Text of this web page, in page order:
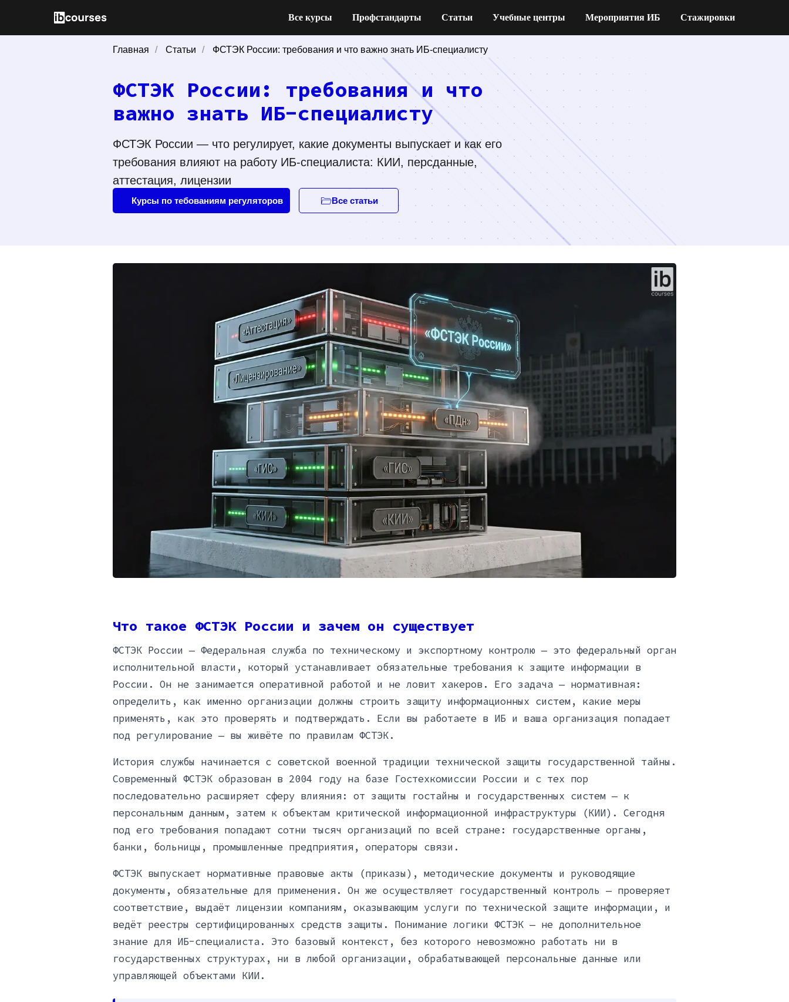
Все курсы Профстандарты Статьи Учебные центры Мероприятия ИБ Стажировки
Главная / Статьи / ФСТЭК России: требования и что важно знать ИБ-специалисту
ФСТЭК России: требования и что
важно знать ИБ-специалисту
Все статьи
Курсы по тебованиям регуляторов
ФСТЭК России — что регулирует, какие документы выпускает и как его
требования влияют на работу ИБ-специалиста: КИИ, персданные,
аттестация, лицензии
Что такое ФСТЭК России и зачем он существует
ФСТЭК России — Федеральная служба по техническому и экспортному контролю — это федеральный орган
исполнительной власти, который устанавливает обязательные требования к защите информации в
России. Он не занимается оперативной работой и не ловит хакеров. Его задача — нормативная:
определить, как именно организации должны строить защиту информационных систем, какие меры
применять, как это проверять и подтверждать. Если вы работаете в ИБ и ваша организация попадает
под регулирование — вы живёте по правилам ФСТЭК.
История службы начинается с советской военной традиции технической защиты государственной тайны.
Современный ФСТЭК образован в 2004 году на базе Гостехкомиссии России и с тех пор
последовательно расширяет сферу влияния: от защиты гостайны и государственных систем — к
персональным данным, затем к объектам критической информационной инфраструктуры (КИИ). Сегодня
под его требования попадают сотни тысяч организаций по всей стране: государственные органы,
банки, больницы, промышленные предприятия, операторы связи.
ФСТЭК выпускает нормативные правовые акты (приказы), методические документы и руководящие
документы, обязательные для применения. Он же осуществляет государственный контроль — проверяет
соответствие, выдаёт лицензии компаниям, оказывающим услуги по технической защите информации, и
ведёт реестры сертифицированных средств защиты. Понимание логики ФСТЭК — не дополнительное
знание для ИБ-специалиста. Это базовый контекст, без которого невозможно работать ни в
государственных структурах, ни в любой организации, обрабатывающей персональные данные или
управляющей объектами КИИ.